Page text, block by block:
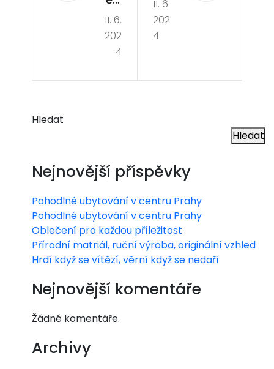
pla
ván
11. 6.
202
4
pro
spo
11. 6.
202
4
Hledat
Hledat
Nejnovější příspěvky
Pohodlné ubytování v centru Prahy
Pohodlné ubytování v centru Prahy
Oblečení pro každou příležitost
Přírodní matriál, ruční výroba, originální vzhled
Hrdí když se vítězí, věrní když se nedaří
Nejnovější komentáře
Žádné komentáře.
Archivy